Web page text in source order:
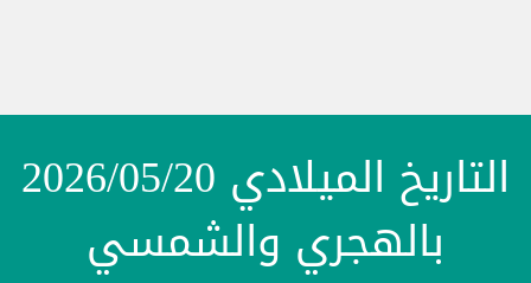
التاريخ الميلادي 2026/05/20
بالهجري والشمسي